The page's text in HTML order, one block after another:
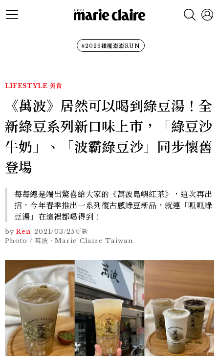
#2026裙襬澎澎RUN
LIFESTYLE 美食
《萬波》居然可以喝到綠豆湯！全
新綠豆系列新口味上市，「綠豆沙
牛奶」、「波霸綠豆沙」同步懷舊
登場
每每總是端出驚喜給大家的《萬波島嶼紅茶》，這次再出
招，今年春季推出一系列復古感綠豆新品，就連「呱呱綠
豆湯」在這裡都喝得到！
by Ren-2021/03/25更新
Photo / 萬波、Marie Claire Taiwan